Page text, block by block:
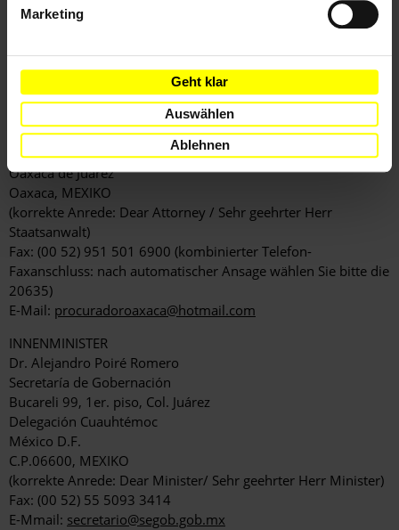
Marketing
Geht klar
Auswählen
Ablehnen
STAATSANWALT VON OAXACA
Lic. Manuel de Jesús López López
Centro administrativo del Poder Ejecutivo y Judicial General
Porfirio Diaz,
Edificios Jesús "Chu" Rasgado y Alvaro Carrillo,
Oaxaca de Juárez
Oaxaca, MEXIKO
(korrekte Anrede: Dear Attorney / Sehr geehrter Herr
Staatsanwalt)
Fax: (00 52) 951 501 6900 (kombinierter Telefon-
Faxanschluss: nach automatischer Ansage wählen Sie bitte die
20635)
E-Mail: procuradoroaxaca@hotmail.com
INNENMINISTER
Dr. Alejandro Poiré Romero
Secretaría de Gobernación
Bucareli 99, 1er. piso, Col. Juárez
Delegación Cuauhtémoc
México D.F.
C.P.06600, MEXIKO
(korrekte Anrede: Dear Minister/ Sehr geehrter Herr Minister)
Fax: (00 52) 55 5093 3414
E-Mmail: secretario@segob.gob.mx